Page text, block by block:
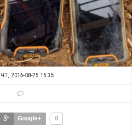
ЧТ, 2016-08-25 15:35
Google+ 0